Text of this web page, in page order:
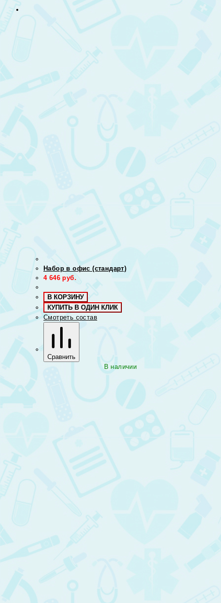
Набор в офис (стандарт)
4 646 руб.
В КОРЗИНУ
КУПИТЬ В ОДИН КЛИК
Смотреть состав
Сравнить
В наличии